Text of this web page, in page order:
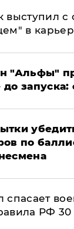
выступил
в
"Альфы"
по
спасает
РФ 30